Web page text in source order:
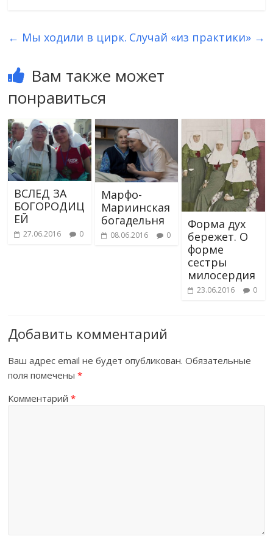
← Мы ходили в цирк. Случай «из практики» →
Вам также может
понравиться
ВСЛЕД ЗА
БОГОРОДИЦ
ЕЙ
27.06.2016 0
Марфо-
Мариинская
богадельня
08.06.2016 0
Форма дух
бережет. О
форме
сестры
милосердия
23.06.2016 0
Добавить комментарий
Ваш адрес email не будет опубликован. Обязательные
поля помечены*
Комментарий*